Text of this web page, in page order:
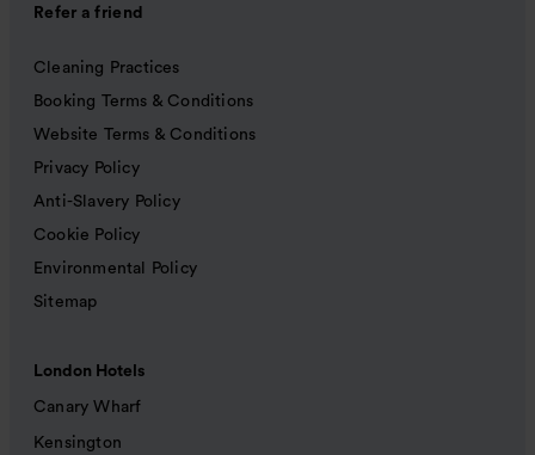
Refer a friend
Cleaning Practices
Booking Terms & Conditions
Website Terms & Conditions
Privacy Policy
Anti-Slavery Policy
Cookie Policy
Environmental Policy
Sitemap
London Hotels
Canary Wharf
Kensington